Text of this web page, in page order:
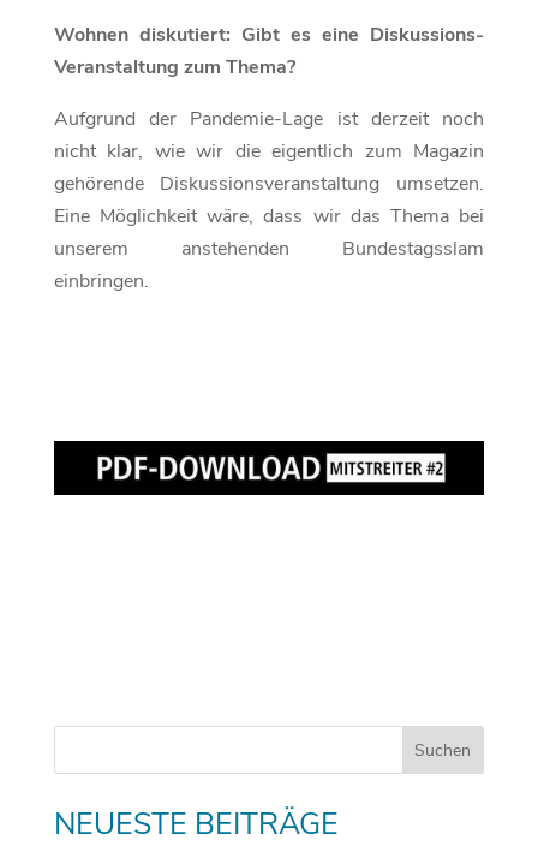
Wohnen diskutiert: Gibt es eine Diskussions-
Veranstaltung zum Thema?
Aufgrund der Pandemie-Lage ist derzeit noch
nicht klar, wie wir die eigentlich zum Magazin
gehörende Diskussionsveranstaltung umsetzen.
Eine Möglichkeit wäre, dass wir das Thema bei
unserem anstehenden Bundestagsslam
einbringen.
NEUESTE BEITRÄGE